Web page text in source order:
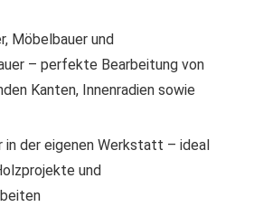
Möbelbauer und
– perfekte Bearbeitung von
Kanten, Innenradien sowie
in der eigenen Werkstatt – ideal
und